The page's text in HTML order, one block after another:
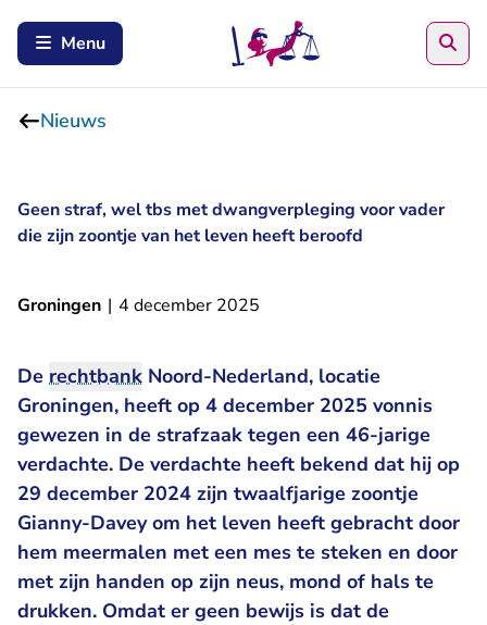
Menu
Nieuws
Geen straf, wel tbs met dwangverpleging voor vader
die zijn zoontje van het leven heeft beroofd
Groningen | 4 december 2025
De rechtbank Noord-Nederland, locatie
Groningen, heeft op 4 december 2025 vonnis
gewezen in de strafzaak tegen een 46-jarige
verdachte. De verdachte heeft bekend dat hij op
29 december 2024 zijn twaalfjarige zoontje
Gianny-Davey om het leven heeft gebracht door
hem meermalen met een mes te steken en door
met zijn handen op zijn neus, mond of hals te
drukken. Omdat er geen bewijs is dat de